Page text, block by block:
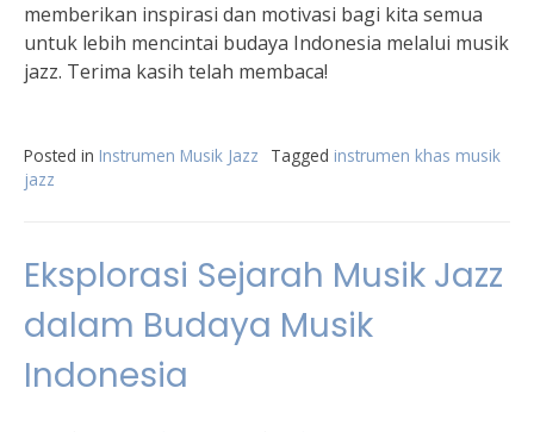
memberikan inspirasi dan motivasi bagi kita semua
untuk lebih mencintai budaya Indonesia melalui musik
jazz. Terima kasih telah membaca!
Posted in Instrumen Musik Jazz Tagged instrumen khas musik
jazz
Eksplorasi Sejarah Musik Jazz
dalam Budaya Musik
Indonesia